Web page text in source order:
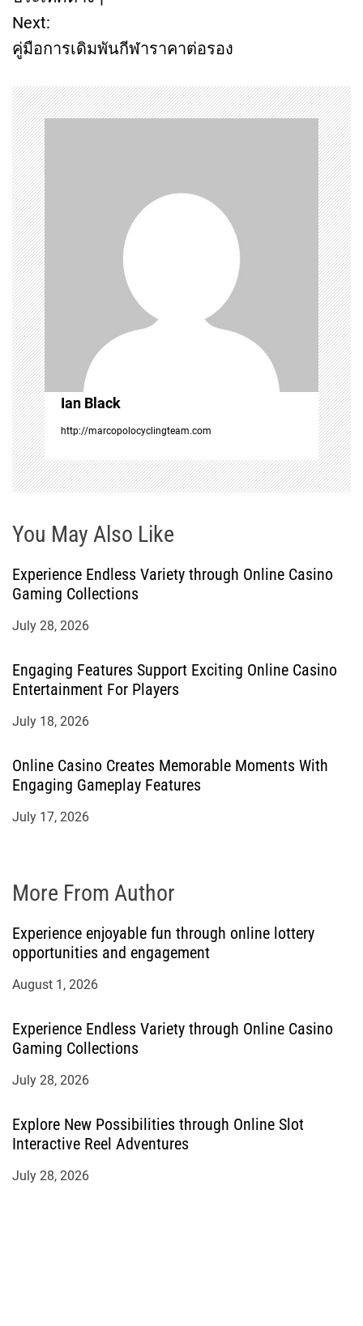
s
t
n
a
v
i
g
a
t
i
o
n
Next:
คู่มือการเดิมพันกีฬาราคาต่อรอง
Ian Black
http://marcopolocyclingteam.com
You May Also Like
Experience Endless Variety through Online Casino
Gaming Collections
July 28, 2026
Engaging Features Support Exciting Online Casino
Entertainment For Players
July 18, 2026
Online Casino Creates Memorable Moments With
Engaging Gameplay Features
July 17, 2026
More From Author
Experience enjoyable fun through online lottery
opportunities and engagement
August 1, 2026
Experience Endless Variety through Online Casino
Gaming Collections
July 28, 2026
Explore New Possibilities through Online Slot
Interactive Reel Adventures
July 28, 2026